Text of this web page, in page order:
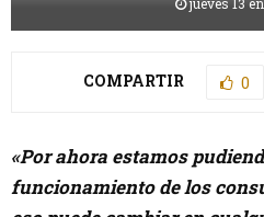
COMPARTIR 0
«Por ahora estamos
funcionamiento de los